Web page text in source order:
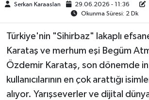
Serkan Karaaslan 29.06.2026 - 11:36
Okunma Süresi: 2 Dk
Türkiye'nin "Sihirbaz" lakaplı
Karataş ve merhum eşi Begüm
Özdemir Karataş, son dönemde
kullanıcılarının en çok arattığı
alıyor. Yarışseverler ve dijital
MEDYA
TEKNOLOJİ
YAŞAM